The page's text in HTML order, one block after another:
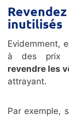
inutilisés
Evidemment,
à des prix
revendre les
attrayant.
Par exemple,